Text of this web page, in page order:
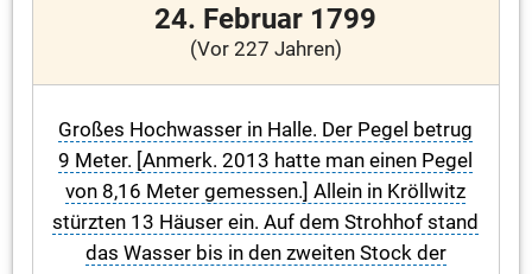
24. Februar 1799
(Vor 227 Jahren)
Großes Hochwasser in Halle. Der Pegel betrug
9 Meter. [Anmerk. 2013 hatte man einen Pegel
von 8,16 Meter gemessen.] Allein in Kröllwitz
stürzten 13 Häuser ein. Auf dem Strohhof stand
das Wasser bis in den zweiten Stock der